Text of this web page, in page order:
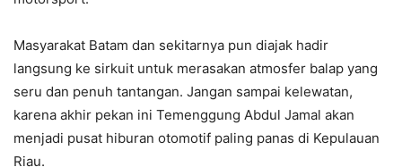
Masyarakat Batam dan sekitarnya pun diajak hadir
langsung ke sirkuit untuk merasakan atmosfer balap yang
seru dan penuh tantangan. Jangan sampai kelewatan,
karena akhir pekan ini Temenggung Abdul Jamal akan
menjadi pusat hiburan otomotif paling panas di Kepulauan
Riau.